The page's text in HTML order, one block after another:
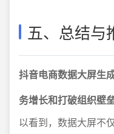
五、总结与
抖音电商数据大屏生
务增长和打破组织壁
以看到，数据大屏不